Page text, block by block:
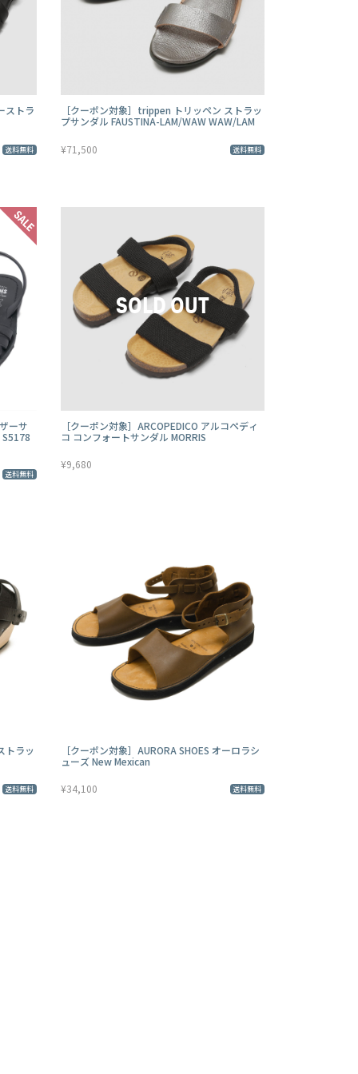
ストラ
送料無料
［クーポン対象］trippen トリッペン ストラッ
プサンダル FAUSTINA-LAM/WAW WAW/LAM
¥71,500 送料無料
ーサ
送料無料
［クーポン対象］ARCOPEDICO アルコペディ
コ コンフォートサンダル MORRIS
¥9,680
トラッ
送料無料
［クーポン対象］AURORA SHOES オーロラシ
ューズ New Mexican
¥34,100 送料無料